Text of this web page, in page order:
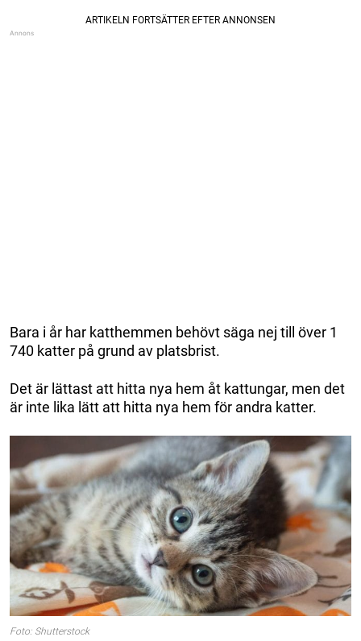
Bara i år har katthemmen behövt säga nej till över 1
740 katter på grund av platsbrist.
Det är lättast att hitta nya hem åt kattungar, men det
är inte lika lätt att hitta nya hem för andra katter.
Foto: Shutterstock